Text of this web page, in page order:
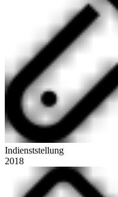
Indienststellung
2018